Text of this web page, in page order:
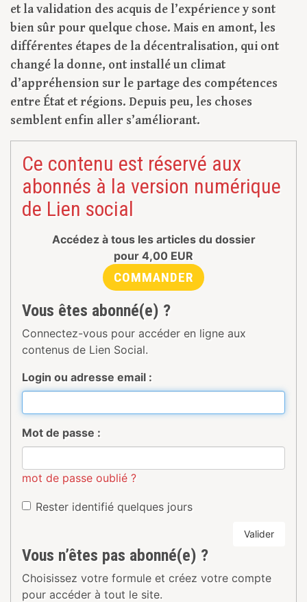
et la validation des acquis de l’expérience y sont
bien sûr pour quelque chose. Mais en amont, les
différentes étapes de la décentralisation, qui ont
changé la donne, ont installé un climat
d’appréhension sur le partage des compétences
entre État et régions. Depuis peu, les choses
semblent enfin aller s’améliorant.
Ce contenu est réservé aux
abonnés à la version numérique
de Lien social
Accédez à tous les articles du dossier
pour 4,00 EUR
COMMANDER
Vous êtes abonné(e) ?
Connectez-vous pour accéder en ligne aux
contenus de Lien Social.
Login ou adresse email :
Mot de passe :
mot de passe oublié ?
Rester identifié quelques jours
Valider
Vous n’êtes pas abonné(e) ?
Choisissez votre formule et créez votre compte
pour accéder à tout le site.